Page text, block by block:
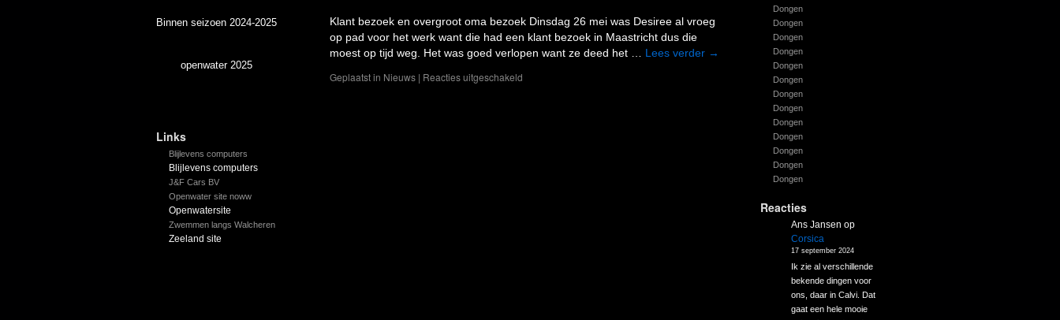
Binnen seizoen 2024-2025
openwater 2025
Links
Blijlevens computers
Blijlevens computers
J&F Cars BV
Openwater site noww
Openwatersite
Zwemmen langs Walcheren
Zeeland site
Dongen
Dongen
Dongen
Dongen
Dongen
Dongen
Dongen
Dongen
Dongen
Dongen
Dongen
Dongen
Dongen
Reacties
Ans Jansen op
Corsica
17 september 2024
Ik zie al verschillende
bekende dingen voor
ons, daar in Calvi. Dat
gaat een hele mooie
Klant bezoek en overgroot oma bezoek Dinsdag 26 mei was Desiree al vroeg
op pad voor het werk want die had een klant bezoek in Maastricht dus die
moest op tijd weg. Het was goed verlopen want ze deed het … Lees verder →
Geplaatst in Nieuws | Reacties uitgeschakeld